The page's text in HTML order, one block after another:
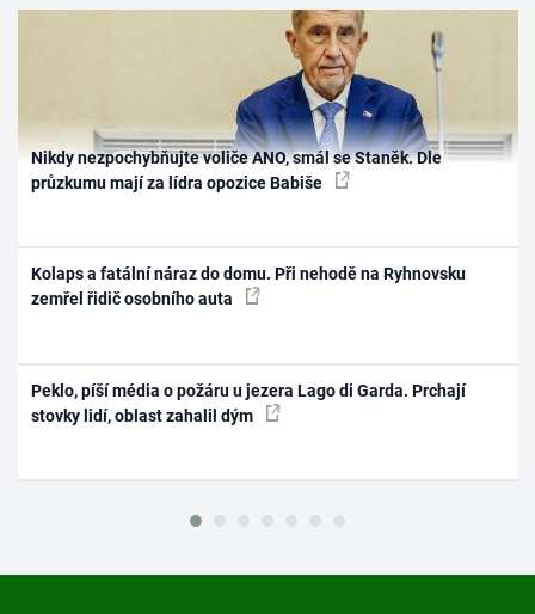
Nikdy nezpochybňujte voliče ANO, smál se Staněk. Dle
průzkumu mají za lídra opozice Babiše
Kolaps a fatální náraz do domu. Při nehodě na Ryhnovsku
zemřel řidič osobního auta
Peklo, píší média o požáru u jezera Lago di Garda. Prchají
stovky lidí, oblast zahalil dým